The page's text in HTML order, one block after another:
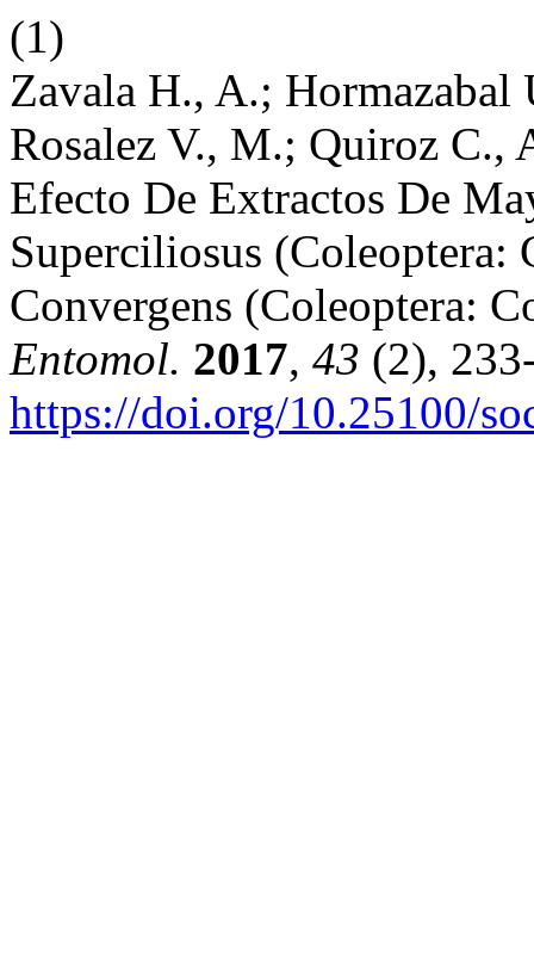
(1)
Zavala H., A.;
Rosalez V., M.; Quiroz C.,
Efecto De Extractos De
Superciliosus
Convergens (Coleoptera:
Entomol. 2017, 43 (2),
https://doi.org/10.25100/